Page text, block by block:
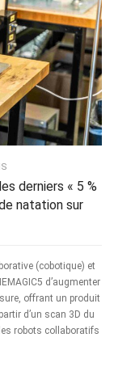
derniers « 5 %
natation sur
(cobotique) et
d’augmenter
offrant un produit
d’un scan 3D du
robots collaboratifs